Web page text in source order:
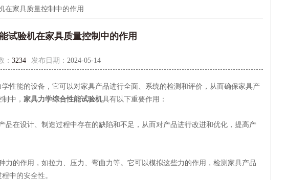
在家具质量控制中的作用
试验机在家具质量控制中的作用
： 3234 发布日期： 2024-05-14
性能的设备，它可以对家具产品进行全面、系统的检测和评价，从而确保家具产
中， 家具力学综合性能试验机具有以下重要作用：
在设计、制造过程中存在的缺陷和不足，从而对产品进行改进和优化，提高产
的作用，如拉力、压力、弯曲力等。它可以模拟这些力的作用，检测家具产品
中的安全性。